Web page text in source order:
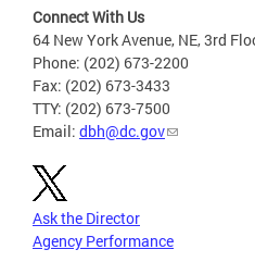
Connect With Us
64 New York Avenue, NE, 3rd
Phone: (202) 673-2200
Fax: (202) 673-3433
TTY: (202) 673-7500
Email: dbh@dc.gov
Ask the Director
Agency Performance